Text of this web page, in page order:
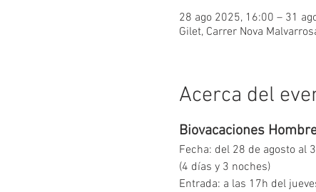
28 ago 2025, 16:00 – 31
Gilet, Carrer Nova
Acerca del
Biovacaciones
Fecha: del 28 de agosto al
(4 días y 3 noches)
Entrada: a las 17h del